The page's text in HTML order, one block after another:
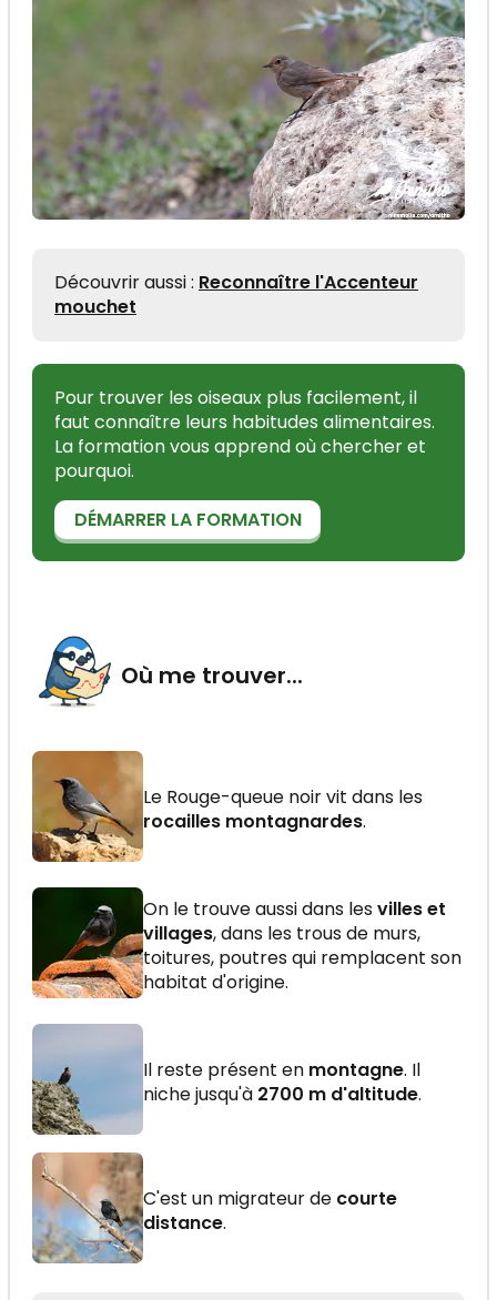
Découvrir aussi : Reconnaître l'Accenteur
mouchet
Pour trouver les oiseaux plus facilement, il
faut connaître leurs habitudes alimentaires.
La formation vous apprend où chercher et
pourquoi.
DÉMARRER LA FORMATION
Où me trouver...
Le Rouge-queue noir vit dans les
rocailles montagnardes.
On le trouve aussi dans lesvilles et
villages, dans les trous de murs,
toitures, poutres qui remplacent son
habitat d'origine.
Il reste présent en montagne. Il
niche jusqu'à 2700 m d'altitude.
C'est un migrateur de courte
distance.